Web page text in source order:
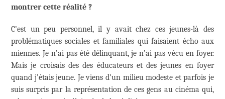
montrer cette réalité ?
C’est un peu personnel, il y avait chez ces jeunes-là des
problématiques sociales et familiales qui faisaient écho aux
miennes. Je n’ai pas été délinquant, je n’ai pas vécu en foyer.
Mais je croisais des des éducateurs et des jeunes en foyer
quand j’étais jeune. Je viens d’un milieu modeste et parfois je
suis surpris par la représentation de ces gens au cinéma qui,